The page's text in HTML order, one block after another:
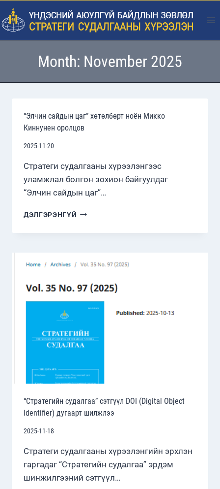
Skip
to
content
Month: November 2025
“Элчин сайдын цаг” хөтөлбөрт ноён Микко
Киннунен оролцов
2025-11-20
Стратеги судалгааны хүрээлэнгээс
уламжлал болгон зохион байгуулдаг
“Элчин сайдын цаг”…
ДЭЛГЭРЭНГҮЙ “ЭЛЧИН
ЦАГ”
МИККО
ОРОЛЦОВ
“Стратегийн судалгаа” сэтгүүл DOI (Digital Object
Identifier) дугаарт шилжлээ
2025-11-18
Стратеги судалгааны хүрээлэнгийн эрхлэн
гаргадаг “Стратегийн судалгаа” эрдэм
шинжилгээний сэтгүүл…